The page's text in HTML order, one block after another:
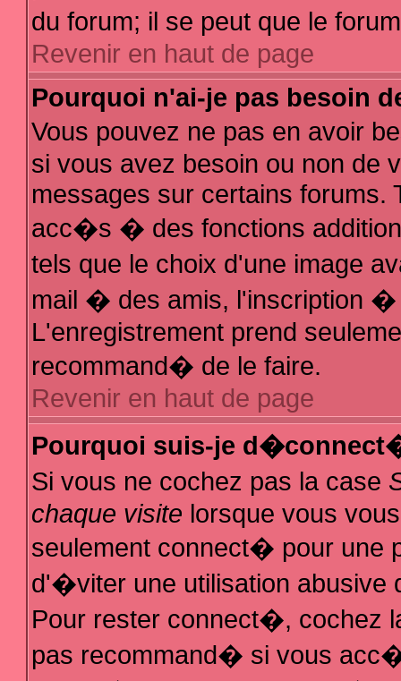
du forum; il se peut que le
Revenir en haut de page
Pourquoi n'ai-je pas besoin
Vous pouvez ne pas en avoir
si vous avez besoin ou non de
messages sur certains forums.
acc�s � des fonctions
tels que le choix d'une image
mail � des amis, l'inscription �
L'enregistrement prend
recommand� de le faire.
Revenir en haut de page
Pourquoi suis-je
Si vous ne cochez pas la case
chaque visite lorsque vous
seulement connect� pour
d'�viter une utilisation abusive
Pour rester connect�, cochez
pas recommand� si vous